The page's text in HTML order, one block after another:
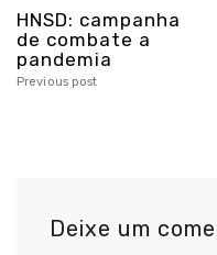
HNSD: campanha
de combate a
pandemia
Previous post
Deixe um